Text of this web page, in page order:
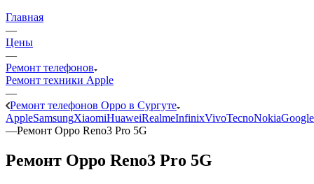
Главная
—
Цены
—
Ремонт телефонов
Ремонт техники Apple
—
Ремонт телефонов Oppo в Сургуте
AppleSamsungXiaomiHuaweiRealmeInfinixVivoTecnoNokiaGoogle
—Ремонт Oppo Reno3 Pro 5G
Ремонт Oppo Reno3 Pro 5G